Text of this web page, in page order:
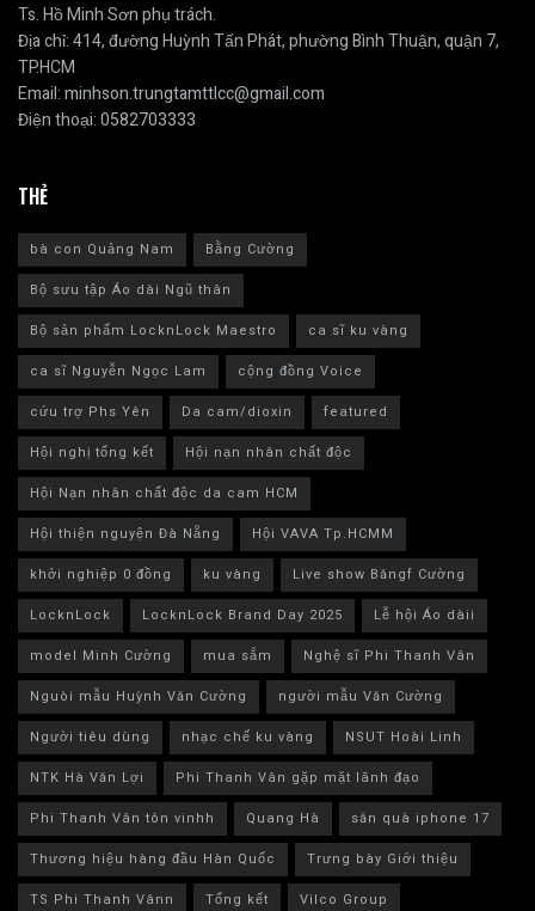
Ts. Hồ Minh Sơn phụ trách.
Địa chỉ: 414, đường Huỳnh Tấn Phát, phường Bình Thuận, quận 7,
TP.HCM
Email:minhson.trungtamttlcc@gmail.com
Điện thoại:0582703333
THẺ
bà con Quảng Nam
Bằng Cường
Bộ sưu tập Áo dài Ngũ thân
Bộ sản phẩm LocknLock Maestro
ca sĩ ku vàng
ca sĩ Nguyễn Ngọc Lam
cộng đồng Voice
cứu trợ Phs Yên
Da cam/dioxin
featured
Hội nghị tổng kết
Hội nạn nhân chất độc
Hội Nạn nhân chất độc da cam HCM
Hội thiện nguyện Đà Nẵng
Hội VAVA Tp.HCMM
khởi nghiệp 0 đồng
ku vàng
Live show Băngf Cường
LocknLock
LocknLock Brand Day 2025
Lễ hội Áo dàii
model Minh Cường
mua sắm
Nghệ sĩ Phi Thanh Vân
Nguòi mẫu Huỳnh Văn Cường
người mẫu Văn Cường
Người tiêu dùng
nhạc chế ku vàng
NSUT Hoài Linh
NTK Hà Văn Lợi
Phi Thanh Vân gặp mặt lãnh đạo
Phi Thanh Vân tôn vinhh
Quang Hà
săn quà iphone 17
Thương hiệu hàng đầu Hàn Quốc
Trưng bày Giới thiệu
TS Phi Thanh Vânn
Tổng kết Vilco Group